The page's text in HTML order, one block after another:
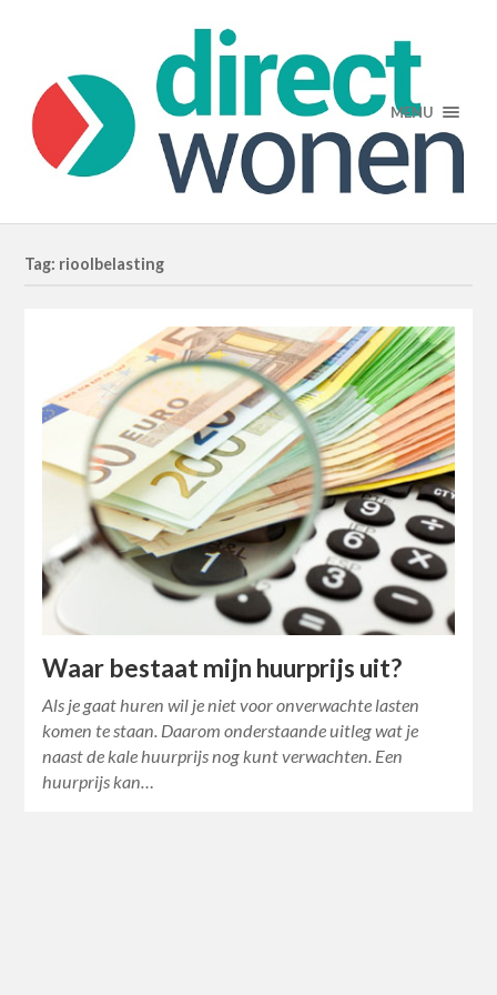
MENU
Tag: rioolbelasting
Waar bestaat mijn huurprijs uit?
Als je gaat huren wil je niet voor onverwachte lasten
komen te staan. Daarom onderstaande uitleg wat je
naast de kale huurprijs nog kunt verwachten. Een
huurprijs kan…